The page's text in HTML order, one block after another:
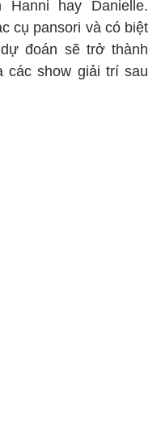
hay Danielle.
cụ pansori và có biệt
đoán sẽ trở thành
các show giải trí sau